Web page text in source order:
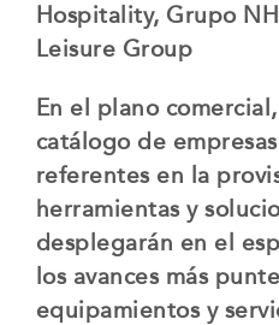
Hospitality, Grupo
Leisure Group
En el plano
catálogo de
referentes en la
herramientas y
desplegarán en el
los avances más
equipamientos y